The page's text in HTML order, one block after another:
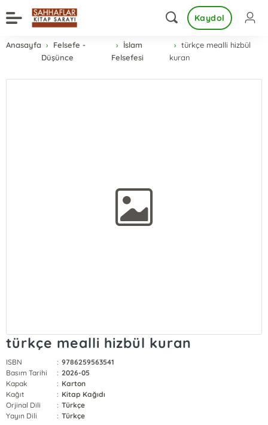
Kaydol
Anasayfa
Felsefe -
Düşünce
İslam
Felsefesi
türkçe mealli hizbül
kuran
türkçe mealli hizbül kuran
ISBN : 9786259563541
Basım Tarihi
: 2026-05
Kapak
: Karton
Kağıt
: Kitap Kağıdı
Orjinal Dili
: Türkçe
Yayın Dili
: Türkçe